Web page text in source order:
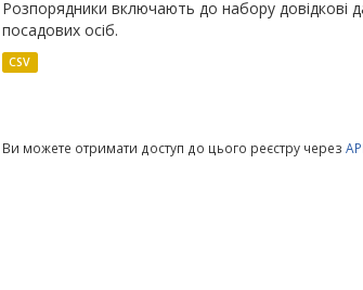
Розпорядники включають до набору довідкові
посадових осіб.
CSV
Ви можете отримати доступ до цього реєстру через API